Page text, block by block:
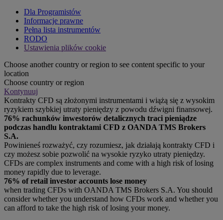
Dla Programistów
Informacje prawne
Pełna lista instrumentów
RODO
Ustawienia plików cookie
Choose another country or region to see content specific to your
location
Choose country or region
Kontynuuj
Kontrakty CFD są złożonymi instrumentami i wiążą się z wysokim
ryzykiem szybkiej utraty pieniędzy z powodu dźwigni finansowej.
76% rachunków inwestorów detalicznych traci pieniądze
podczas handlu kontraktami CFD z OANDA TMS Brokers
S.A.
Powinieneś rozważyć, czy rozumiesz, jak działają kontrakty CFD i
czy możesz sobie pozwolić na wysokie ryzyko utraty pieniędzy.
CFDs are complex instruments and come with a high risk of losing
money rapidly due to leverage.
76% of retail investor accounts lose money
when trading CFDs with OANDA TMS Brokers S.A. You should
consider whether you understand how CFDs work and whether you
can afford to take the high risk of losing your money.